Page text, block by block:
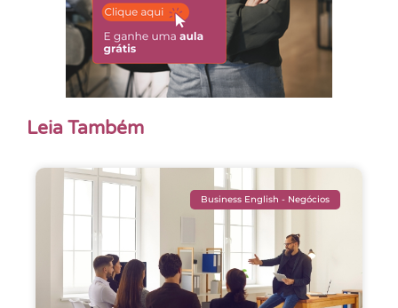
Leia Também
Business English - Negócios